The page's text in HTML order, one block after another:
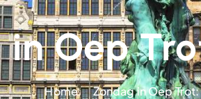
Oep
Home Zondag in Oep